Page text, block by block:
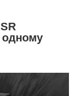
одному